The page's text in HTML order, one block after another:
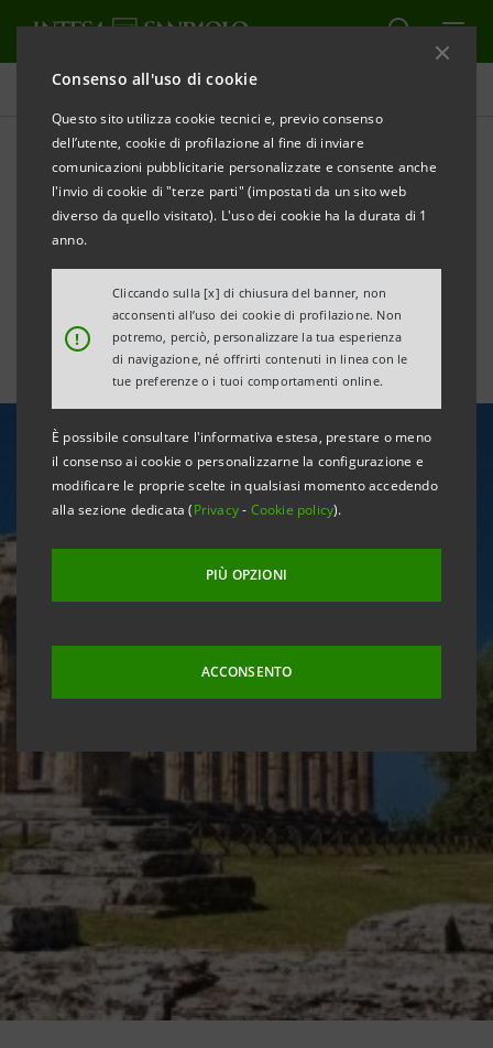
Consenso all'uso di cookie
Questo sito utilizza cookie tecnici e, previo consenso
dell’utente, cookie di profilazione al fine di inviare
comunicazioni pubblicitarie personalizzate e consente anche
l'invio di cookie di "terze parti" (impostati da un sito web
diverso da quello visitato). L'uso dei cookie ha la durata di 1
anno.
!
Cliccando sulla [x] di chiusura del banner, non
acconsenti all’uso dei cookie di profilazione. Non
potremo, perciò, personalizzare la tua esperienza
di navigazione, né offrirti contenuti in linea con le
tue preferenze o i tuoi comportamenti online.
È possibile consultare l'informativa estesa, prestare o meno
il consenso ai cookie o personalizzarne la configurazione e
modificare le proprie scelte in qualsiasi momento accedendo
alla sezione dedicata (Privacy- Cookie policy).
PIÙ OPZIONI
ACCONSENTO
Area Media
SRM: dal turismo
archeologico crescita Pil di
mezzo miliardo per il Sud